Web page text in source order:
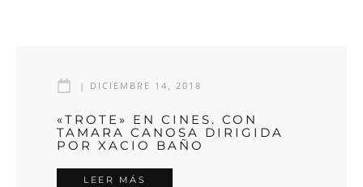
| DICIEMBRE 14, 2018
«TROTE» EN CINES. CON
TAMARA CANOSA DIRIGIDA
POR XACIO BAÑO
LEER MÁS